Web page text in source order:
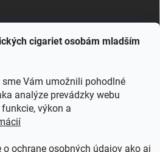
cigariet osobám mladším
Vám umožnili pohodlné
analýze prevádzky webu
výkon a
ochrane osobných údajov ako aj
PODMIENKY